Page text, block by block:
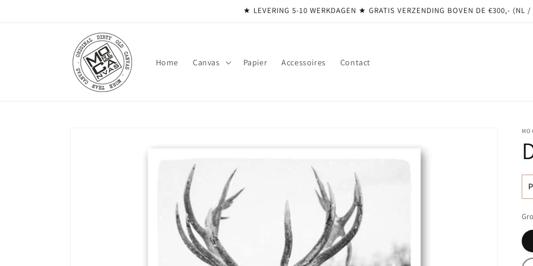
★ LEVERING 5-10 WERKDAGEN ★ GRATIS VERZENDING BOVEN DE €300,- (NL
Home Canvas Papier Accessoires Contact